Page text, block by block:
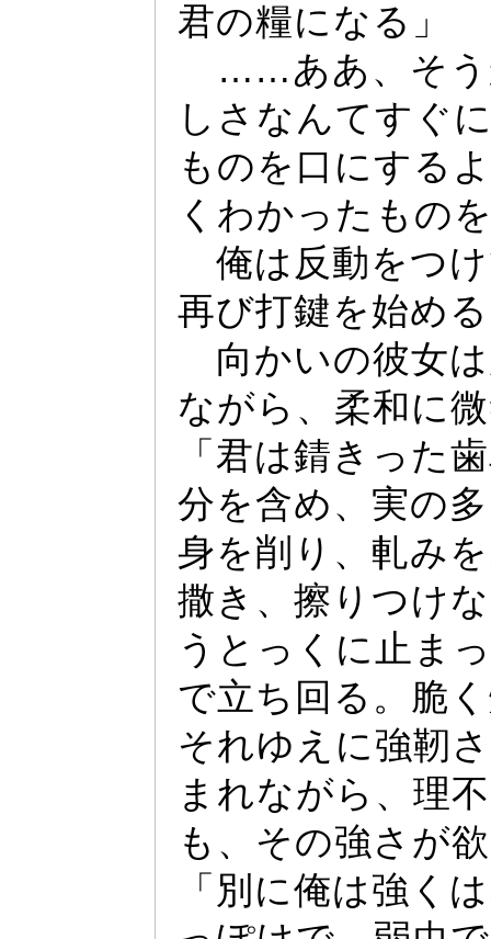
君の糧になる」
……ああ、そ
しさなんてすぐ
ものを口にする
くわかっ たもの
俺は反動をつ
再び打鍵を始め
向かいの彼女
ながら、柔和に
「君は錆き っ た
分を含め、実の
身を削り、軋み
撒き、擦りつけ
うと っ くに止ま っ
で立ち回る。脆
それゆえに強靭
まれながら、理
も、その強さが
「別に俺は強く